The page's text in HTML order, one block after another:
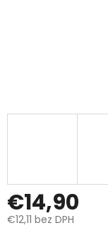
€14,90
€12,11 bez DPH